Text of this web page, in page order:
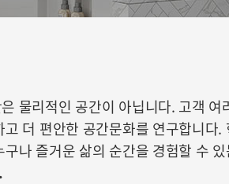
물리적인 공간이 아닙니다. 고객
더 편안한 공간문화를 연구합니다
나 즐거운 삶의 순간을 경험할 수